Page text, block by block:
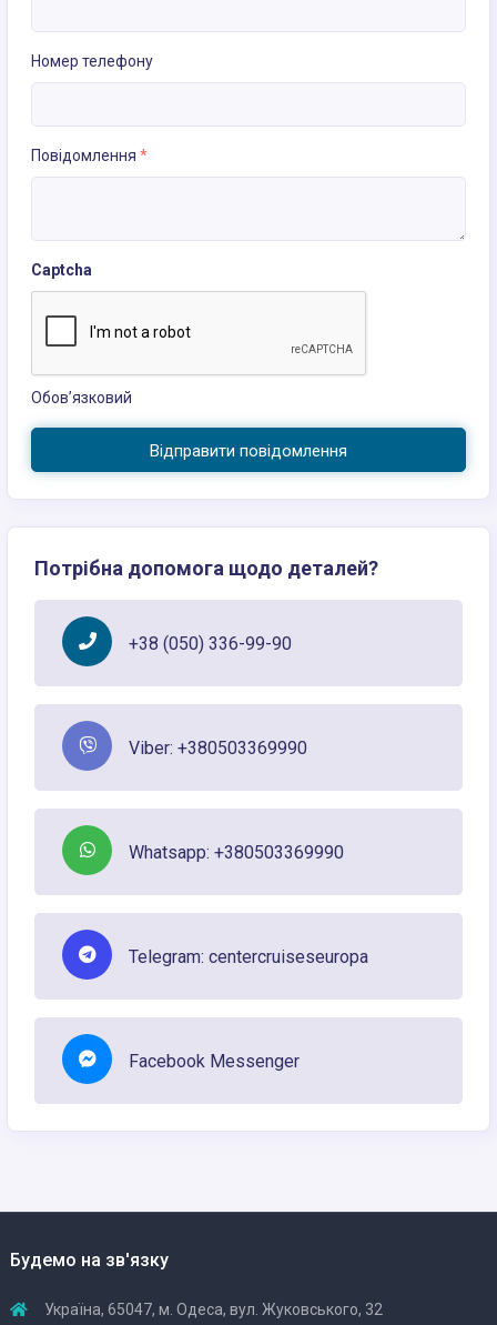
Номер телефону
Повідомлення *
Captcha
Обов’язковий
Відправити повідомлення
Потрібна допомога щодо деталей?
+38 (050) 336-99-90
Viber: +380503369990
Whatsapp: +380503369990
Telegram: centercruiseseuropa
Facebook Messenger
Будемо на зв'язку
Україна, 65047, м. Одеса, вул. Жуковського, 32